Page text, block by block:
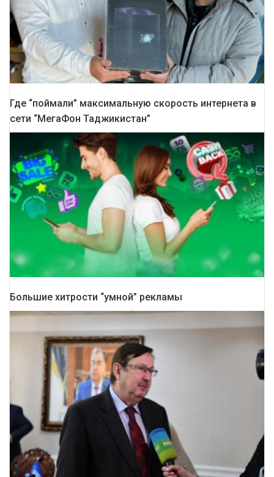
Где “поймали” максимальную скорость интернета в
сети “МегаФон Таджикистан”
Большие хитрости “умной” рекламы